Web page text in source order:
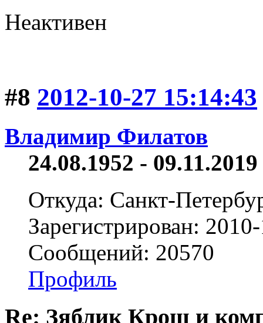
Неактивен
#8 2012-10-27 15:14:43
Владимир Филатов
24.08.1952 -
Откуда: Санкт-
Зарегистрирован:
Сообщений: 20570
Профиль
Re: Зяблик Крош и